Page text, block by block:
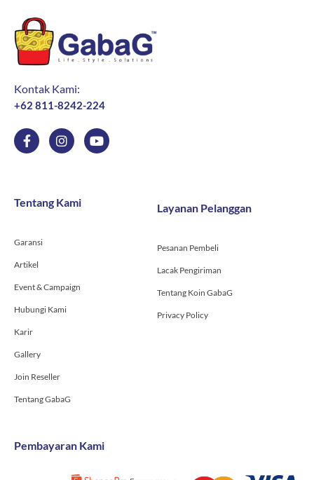
Kontak Kami:
+62 811-8242-224
F
a
o
f
I
n
g
r
Y
o
Tentang Kami
Garansi
Artikel
Event & Campaign
Hubungi Kami
Karir
Gallery
Join Reseller
Tentang GabaG
Layanan Pelanggan
Pesanan Pembeli
Lacak Pengiriman
Tentang Koin GabaG
Privacy Policy
Pembayaran Kami